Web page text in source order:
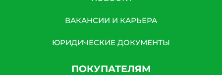
ВАКАНСИИ И КАРЬЕРА
ЮРИДИЧЕСКИЕ ДОКУМЕНТЫ
ПОКУПАТЕЛЯМ